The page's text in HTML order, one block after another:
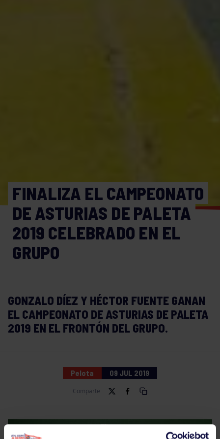
FINALIZA EL CAMPEONATO
DE ASTURIAS DE PALETA
2019 CELEBRADO EN EL
GRUPO
GONZALO DÍEZ Y HÉCTOR FUENTE GANAN
EL CAMPEONATO DE ASTURIAS DE PALETA
2019 EN EL FRONTÓN DEL GRUPO.
Pelota 09 JUL 2019
Comparte